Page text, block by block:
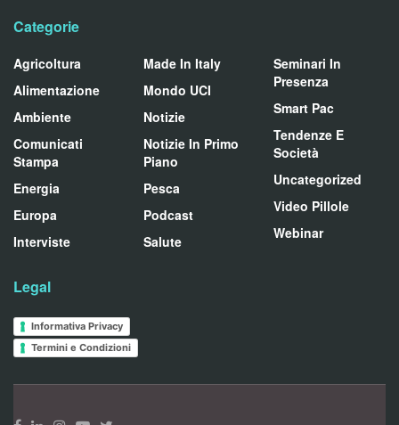
Categorie
Agricoltura
Alimentazione
Ambiente
Comunicati
Stampa
Energia
Europa
Interviste
Made In Italy
Mondo UCI
Notizie
Notizie In Primo
Piano
Pesca
Podcast
Salute
Seminari In
Presenza
Smart Pac
Tendenze E
Società
Uncategorized
Video Pillole
Webinar
Legal
Informativa Privacy
Termini e Condizioni